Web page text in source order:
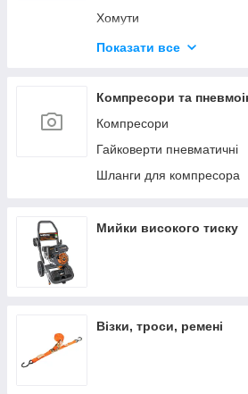
Хомути
Будівельні олівці та
Диски відрізні
Показати все
Компресори та
Компресори
Гайковерти пневматичні
Шланги для компресора
Мийки високого тиску
Візки, троси, ремені